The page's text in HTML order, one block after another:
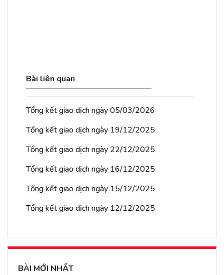
Bài liên quan
Tổng kết giao dịch ngày 05/03/2026
Tổng kết giao dịch ngày 19/12/2025
Tổng kết giao dịch ngày 22/12/2025
Tổng kết giao dịch ngày 16/12/2025
Tổng kết giao dịch ngày 15/12/2025
Tổng kết giao dịch ngày 12/12/2025
BÀI MỚI NHẤT